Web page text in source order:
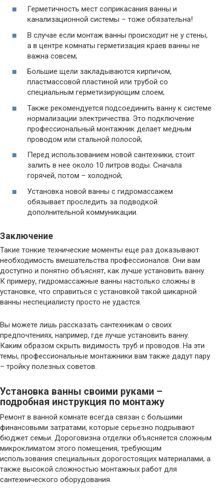
Герметичность мест соприкасания ванны и
канализационной системы – тоже обязательна!
В случае если монтаж ванны происходит не у стены,
а в центре комнаты герметизация краев ванны не
важна совсем;
Большие щели закладываются кирпичом,
пластмассовой пластиной или трубой со
специальным герметизирующим слоем;
Также рекомендуется подсоединить ванну к системе
нормализации электричества. Это подключение
профессиональный монтажник делает медным
проводом или стальной полосой;
Перед использованием новой сантехники, стоит
залить в нее около 10 литров воды. Сначала
горячей, потом – холодной;
Установка новой ванны с гидромассажем
обязывает проследить за подводкой
дополнительной коммуникации.
Заключение
Такие тонкие технические моменты еще раз доказывают
необходимость вмешательства профессионалов. Они вам
доступно и понятно объяснят, как лучше установить ванну.
К примеру, гидромассажные ванны настолько сложны в
установке, что справиться с установкой такой шикарной
ванны неспециалисту просто не удастся.
Вы можете лишь рассказать сантехникам о своих
предпочтениях, например, где лучше установить ванну.
Каким образом скрыть видимость труб и проводов. На эти
темы, профессиональные монтажники вам также дадут пару
– тройку полезных советов.
Установка ванны своими руками –
подробная инструкция по монтажу
Ремонт в ванной комнате всегда связан с большими
финансовыми затратами, которые серьезно подрывают
бюджет семьи. Дороговизна отделки объясняется сложным
микроклиматом этого помещения, требующим
использования специальных дорогостоящих материалами, а
также высокой сложностью монтажных работ для
сантехнического оборудования.